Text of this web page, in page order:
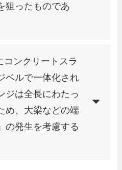
狙ったものであ
コンクリートスラ
ベルで一体化され
ジは全長にわたっ
め、大梁などの端
の発生を考慮する